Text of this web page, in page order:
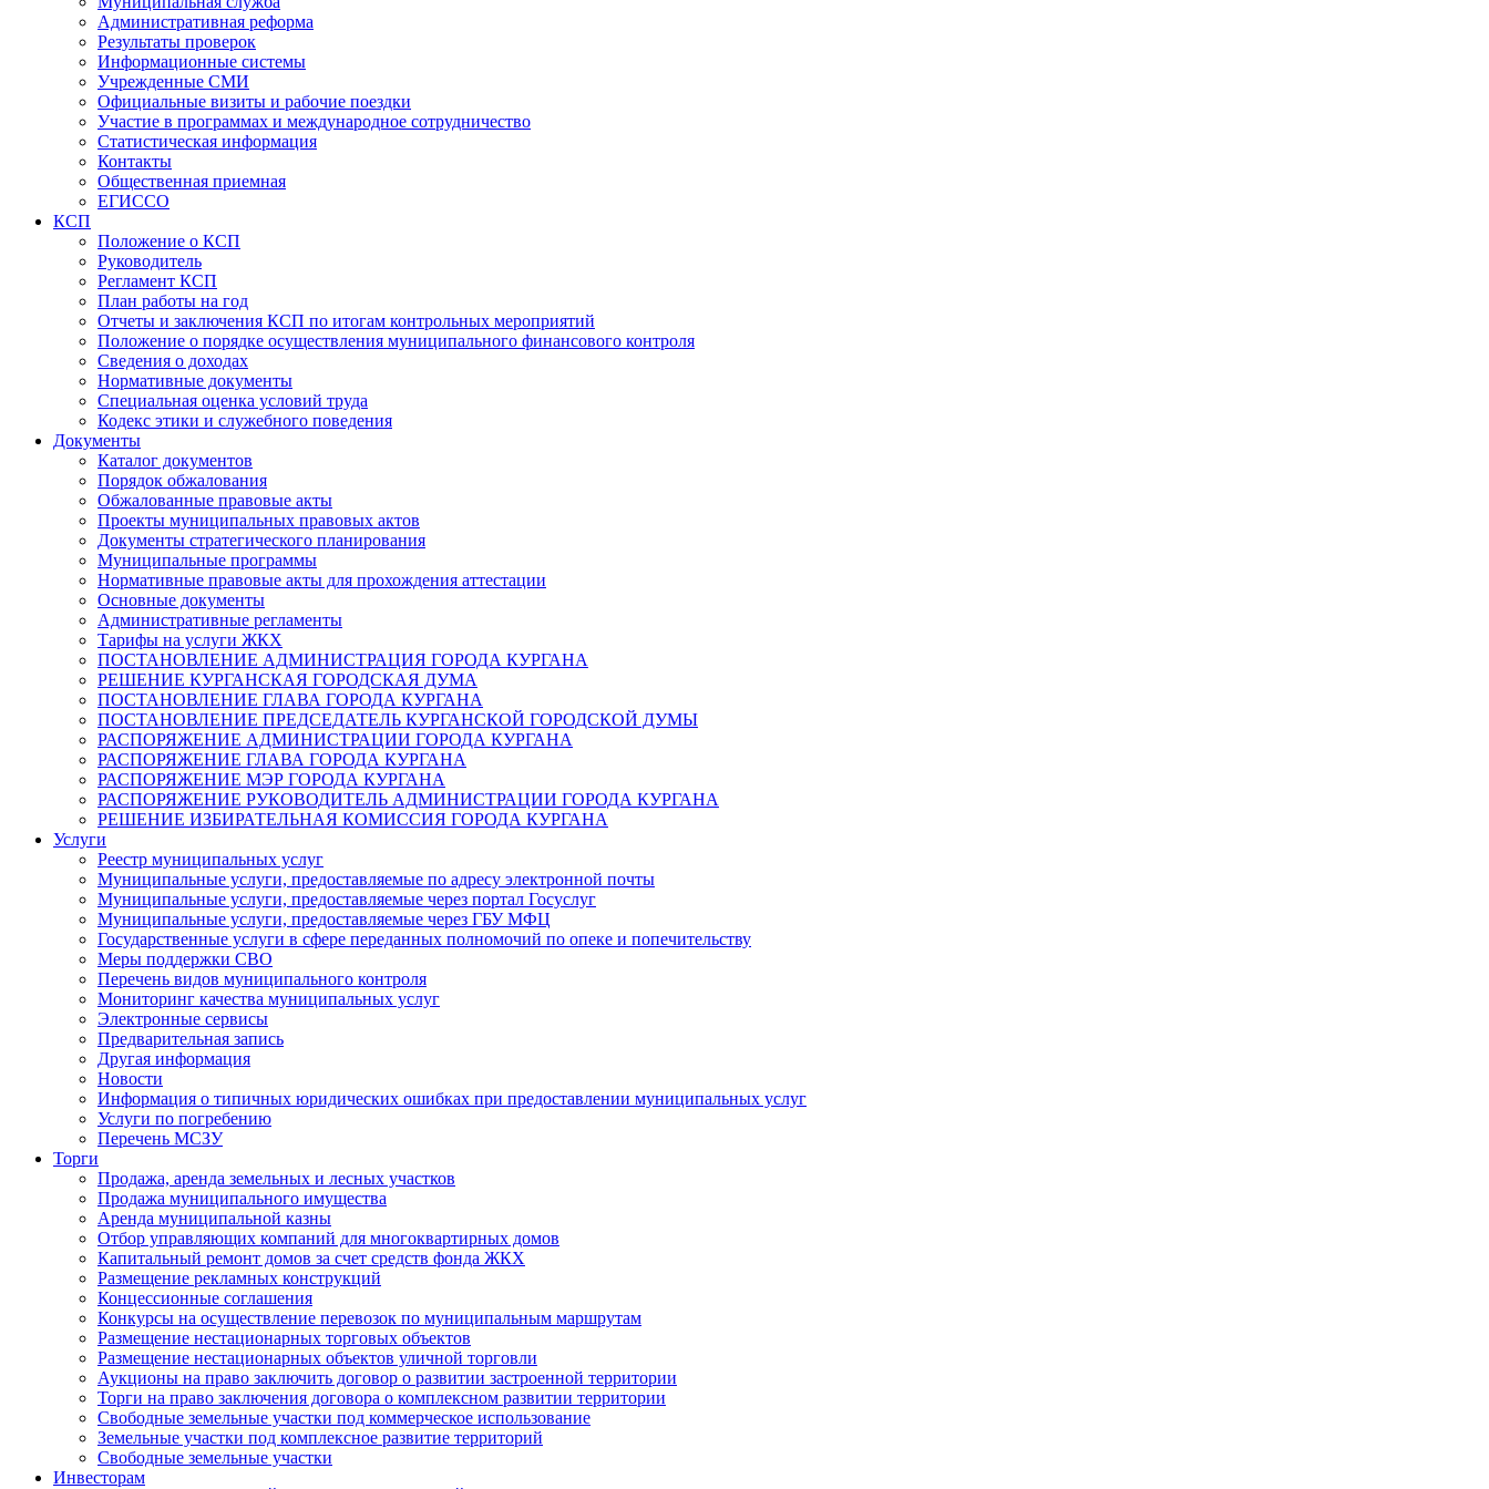
Административная реформа
Результаты проверок
Информационные системы
Учрежденные СМИ
Официальные визиты и рабочие поездки
Участие в программах и международное сотрудничество
Статистическая информация
Контакты
Общественная приемная
ЕГИССО
КСП
Положение о КСП
Руководитель
Регламент КСП
План работы на год
Отчеты и заключения КСП по итогам контрольных мероприятий
Положение о порядке осуществления муниципального финансового контроля
Сведения о доходах
Нормативные документы
Специальная оценка условий труда
Кодекс этики и служебного поведения
Документы
Каталог документов
Порядок обжалования
Обжалованные правовые акты
Проекты муниципальных правовых актов
Документы стратегического планирования
Муниципальные программы
Нормативные правовые акты для прохождения аттестации
Основные документы
Административные регламенты
Тарифы на услуги ЖКХ
ПОСТАНОВЛЕНИЕ АДМИНИСТРАЦИЯ ГОРОДА КУРГАНА
РЕШЕНИЕ КУРГАНСКАЯ ГОРОДСКАЯ ДУМА
ПОСТАНОВЛЕНИЕ ГЛАВА ГОРОДА КУРГАНА
ПОСТАНОВЛЕНИЕ ПРЕДСЕДАТЕЛЬ КУРГАНСКОЙ ГОРОДСКОЙ ДУМЫ
РАСПОРЯЖЕНИЕ АДМИНИСТРАЦИИ ГОРОДА КУРГАНА
РАСПОРЯЖЕНИЕ ГЛАВА ГОРОДА КУРГАНА
РАСПОРЯЖЕНИЕ МЭР ГОРОДА КУРГАНА
РАСПОРЯЖЕНИЕ РУКОВОДИТЕЛЬ АДМИНИСТРАЦИИ ГОРОДА КУРГАНА
РЕШЕНИЕ ИЗБИРАТЕЛЬНАЯ КОМИССИЯ ГОРОДА КУРГАНА
Услуги
Реестр муниципальных услуг
Муниципальные услуги, предоставляемые по адресу электронной почты
Муниципальные услуги, предоставляемые через портал Госуслуг
Муниципальные услуги, предоставляемые через ГБУ МФЦ
Государственные услуги в сфере переданных полномочий по опеке и попечительству
Меры поддержки СВО
Перечень видов муниципального контроля
Мониторинг качества муниципальных услуг
Электронные сервисы
Предварительная запись
Другая информация
Новости
Информация о типичных юридических ошибках при предоставлении муниципальных услуг
Услуги по погребению
Перечень МСЗУ
Торги
Продажа, аренда земельных и лесных участков
Продажа муниципального имущества
Аренда муниципальной казны
Отбор управляющих компаний для многоквартирных домов
Капитальный ремонт домов за счет средств фонда ЖКХ
Размещение рекламных конструкций
Концессионные соглашения
Конкурсы на осуществление перевозок по муниципальным маршрутам
Размещение нестационарных торговых объектов
Размещение нестационарных объектов уличной торговли
Аукционы на право заключить договор о развитии застроенной территории
Торги на право заключения договора о комплексном развитии территории
Свободные земельные участки под коммерческое использование
Земельные участки под комплексное развитие территорий
Свободные земельные участки
Инвесторам